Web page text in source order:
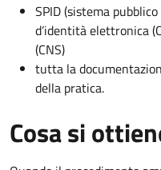
SPID (sistema
d’identità elettronica
(CNS)
tutta la
della pratica.
Cosa si